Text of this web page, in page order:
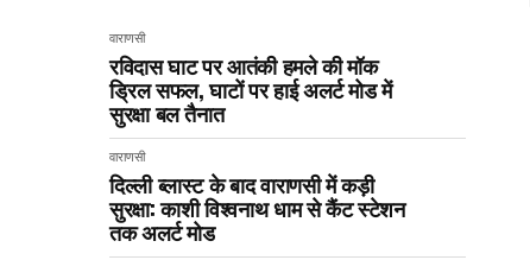
वाराणसी
रविदास घाट पर आतंकी हमले की मॉक
ड्रिल सफल, घाटों पर हाई अलर्ट मोड में
सुरक्षा बल तैनात
वाराणसी
दिल्ली ब्लास्ट के बाद वाराणसी में कड़ी
सुरक्षा: काशी विश्वनाथ धाम से कैंट स्टेशन
तक अलर्ट मोड